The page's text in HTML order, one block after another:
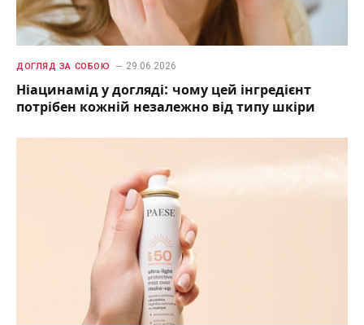
ДОГЛЯД ЗА СОБОЮ 29.06.2026
Ніацинамід у догляді: чому цей інгредієнт
потрібен кожній незалежно від типу шкіри